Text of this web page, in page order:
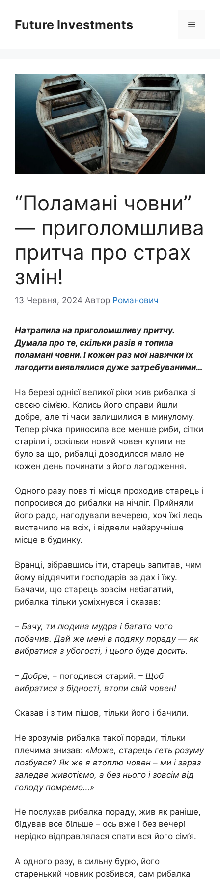
вмістуFuture Investments Меню
“Поламані човни”
— приголомшлива
притча про страх
змін!
13 Червня, 2024 Автор Романович
Натрапила на приголомшливу притчу.
Думала про те, скільки разів я топила
поламані човни. І кожен раз мої навички їх
лагодити виявлялися дуже затребуваними…
На березі однієї великої ріки жив рибалка зі
своєю сім’єю. Колись його справи йшли
добре, але ті часи залишилися в минулому.
Тепер річка приносила все менше риби, сітки
старіли і, оскільки новий човен купити не
було за що, рибалці доводилося мало не
кожен день починати з його лагодження.
Одного разу повз ті місця проходив старець і
попросився до рибалки на нічліг. Прийняли
його радо, нагодували вечерею, хоч їжі ледь
вистачило на всіх, і відвели найзручніше
місце в будинку.
Вранці, зібравшись іти, старець запитав, чим
йому віддячити господарів за дах і їжу.
Бачачи, що старець зовсім небагатий,
рибалка тільки усміхнувся і сказав:
– Бачу, ти людина мудра і багато чого
побачив. Дай же мені в подяку пораду — як
вибратися з убогості, і цього буде досить.
– Добре, – погодився старий. – Щоб
вибратися з бідності, втопи свій човен!
Сказав і з тим пішов, тільки його і бачили.
Не зрозумів рибалка такої поради, тільки
плечима знизав: «Може, старець геть розуму
позбувся? Як же я втоплю човен – ми і зараз
заледве животіємо, а без нього і зовсім від
голоду помремо…»
Не послухав рибалка пораду, жив як раніше,
бідував все більше – ось вже і без вечері
нерідко відправлялася спати вся його сім’я.
А одного разу, в сильну бурю, його
старенький човник розбився, сам рибалка